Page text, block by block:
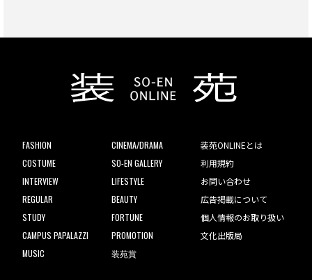
FASHION
COSTUME
INTERVIEW
REGULAR
STUDY
CAMPUS PAPALAZZI
MUSIC
CINEMA/DRAMA
SO-EN GALLERY
LIFESTYLE
BEAUTY
FORTUNE
PROMOTION
装苑賞
装苑ONLINEとは
利用規約
お問い合わせ
広告掲載について
個人情報のお取り扱い
文化出版局